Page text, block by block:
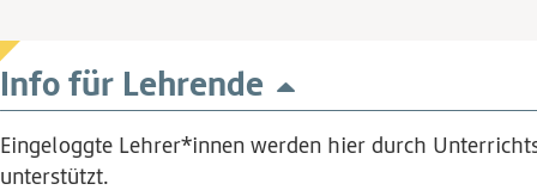
Info für Lehrende
Eingeloggte Lehrer*innen werden hier durch
unterstützt.